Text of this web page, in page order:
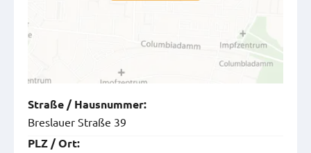
Straße / Hausnummer:
Breslauer Straße 39
PLZ /Ort: